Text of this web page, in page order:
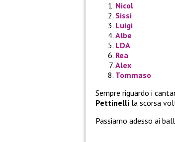
Nicol
Sissi
Luigi
Albe
LDA
Rea
Alex
Tommaso
Sempre riguardo i
Pettinelli la scorsa
Passiamo adesso ai